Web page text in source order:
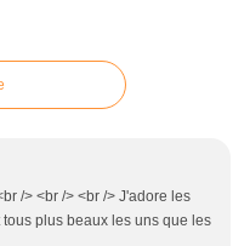
/> <br /> <br /> J'adore les
plus beaux les uns que les